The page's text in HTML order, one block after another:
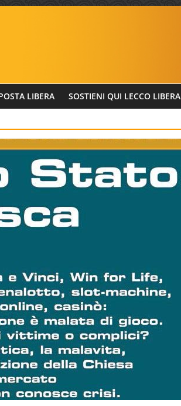
LIBERA SOSTIENI QUI LECCO LIBERA